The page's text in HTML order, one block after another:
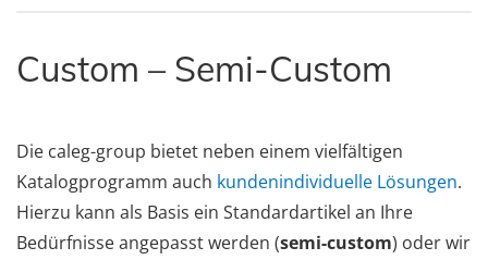
Custom – Semi-Custom
Die caleg-group bietet neben einem vielfältigen
Katalogprogramm auch kundenindividuelle Lösungen.
Hierzu kann als Basis ein Standardartikel an Ihre
Bedürfnisse angepasst werden (semi-custom) oder wir